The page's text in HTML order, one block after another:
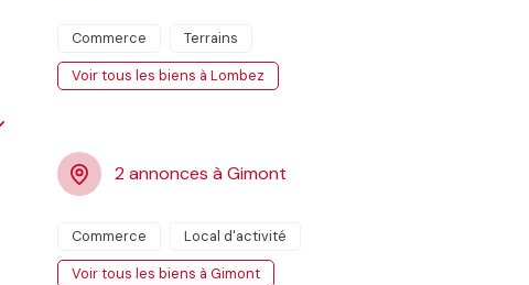
Commerce
Terrains
Voir tous les biens à Lombez
2 annonces à Gimont
Commerce
Local d'activité
Voir tous les biens à Gimont